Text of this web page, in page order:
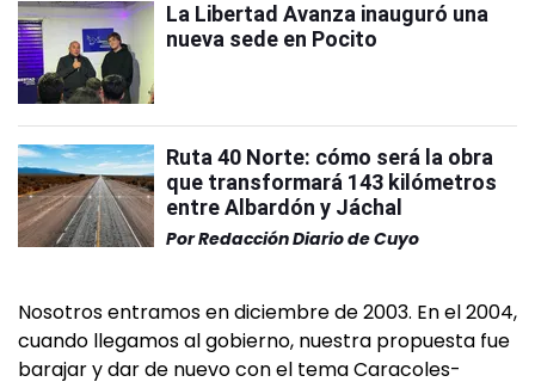
La Libertad Avanza inauguró una
nueva sede en Pocito
Ruta 40 Norte: cómo será la obra
que transformará 143 kilómetros
entre Albardón y Jáchal
PorRedacción Diario de Cuyo
Nosotros entramos en diciembre de 2003. En el 2004,
cuando llegamos al gobierno, nuestra propuesta fue
barajar y dar de nuevo con el tema Caracoles-